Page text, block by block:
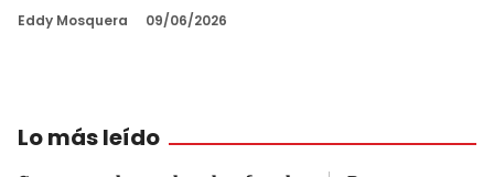
Eddy Mosquera 09/06/2026
Lo más leído